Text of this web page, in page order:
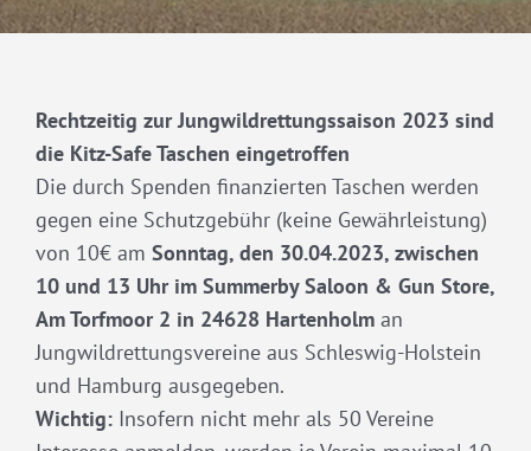
Rechtzeitig zur Jungwildrettungssaison 2023 sind
die Kitz-Safe Taschen eingetroffen
Die durch Spenden finanzierten Taschen werden
gegen eine Schutzgebühr (keine Gewährleistung)
von 10€ am Sonntag, den 30.04.2023, zwischen
10 und 13 Uhr im Summerby Saloon & Gun Store,
Am Torfmoor 2 in 24628 Hartenholm an
Jungwildrettungsvereine aus Schleswig-Holstein
und Hamburg ausgegeben.
Wichtig: Insofern nicht mehr als 50 Vereine